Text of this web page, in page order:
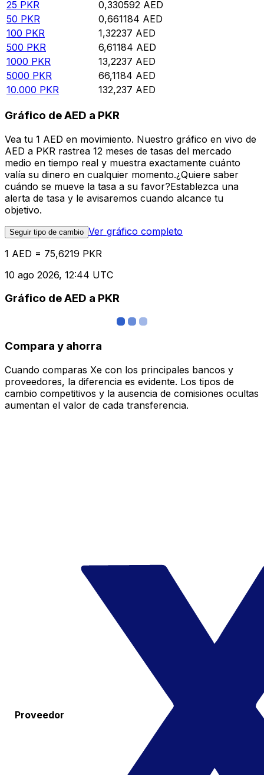
25 PKR 0,330592 AED
50 PKR 0,661184 AED
100 PKR 1,32237 AED
500 PKR 6,61184 AED
1000 PKR 13,2237 AED
5000 PKR 66,1184 AED
10.000 PKR 132,237 AED
Gráfico de AED a PKR
Vea tu 1 AED en movimiento. Nuestro gráfico en vivo de
AED a PKR rastrea 12 meses de tasas del mercado
medio en tiempo real y muestra exactamente cuánto
valía su dinero en cualquier momento.¿Quiere saber
cuándo se mueve la tasa a su favor?Establezca una
alerta de tasa y le avisaremos cuando alcance tu
objetivo.
Seguir tipo de cambio Ver gráfico completo
1 AED = 75,6219 PKR
10 ago 2026, 12:44 UTC
Gráfico de AED a PKR
Compara y ahorra
Cuando comparas Xe con los principales bancos y
proveedores, la diferencia es evidente. Los tipos de
cambio competitivos y la ausencia de comisiones ocultas
aumentan el valor de cada transferencia.
Proveedor